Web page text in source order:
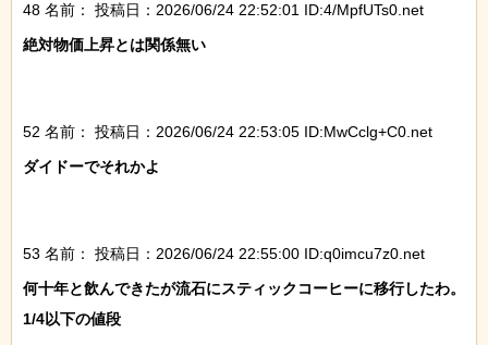
48 名前：
投稿日：2026/06/24 22:52:01 ID:4/MpfUTs0.net
絶対物価上昇とは関係無い
52 名前：
投稿日：2026/06/24 22:53:05 ID:MwCclg+C0.net
ダイドーでそれかよ
53 名前：
投稿日：2026/06/24 22:55:00 ID:q0imcu7z0.net
何十年と飲んできたが流石にスティックコーヒーに移行したわ。
1/4以下の値段